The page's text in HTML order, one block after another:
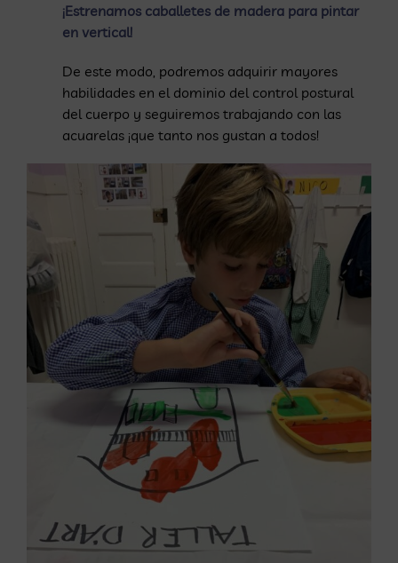
¡Estrenamos caballetes de madera para pintar
en vertical!
De este modo, podremos adquirir mayores
habilidades en el dominio del control postural
del cuerpo y seguiremos trabajando con las
acuarelas ¡que tanto nos gustan a todos!